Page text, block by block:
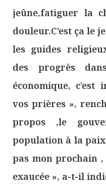
jeûne,fatiguer la
douleur.C’est ça le
les guides
des progrès
économique, c’est
vos prières »,
propos ,le
population à la
pas mon prochain
exaucée », a-t-il